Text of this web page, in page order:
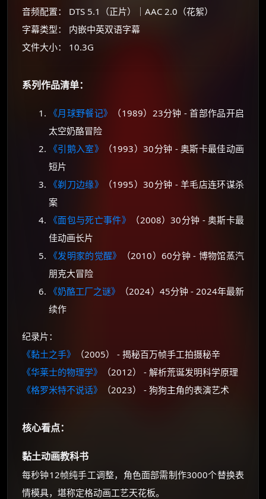
音频配置： DTS 5.1（正片）｜AAC 2.0（花絮）
字幕类型： 内嵌中英双语字幕
文件大小： 10.3G
系列作品清单：
《月球野餐记》
（1989）23分钟 - 首部作品开启
太空奶酪冒险
《引鹅入室》
（1993）30分钟 - 奥斯卡最佳动画
短片
《剃刀边缘》
（1995）30分钟 - 羊毛店连环谋杀
案
《面包与死亡事件》
（2008）30分钟 - 奥斯卡最
佳动画长片
《发明家的觉醒》
（2010）60分钟 - 博物馆蒸汽
朋克大冒险
《奶酪工厂之谜》
（2024）45分钟 - 2024年最新
续作
纪录片：
《黏土之手》
（2005） - 揭秘百万帧手工拍摄秘辛
《华莱士的物理学》
（2012） - 解析荒诞发明科学原理
《格罗米特不说话》
（2023） - 狗狗主角的表演艺术
核心看点：
黏土动画教科书
每秒钟12帧纯手工调整，角色面部需制作3000个替换表
情模具，堪称定格动画工艺天花板。
如夸克12个月送14天 最低75元！
价格有浮动，请直接搜索查最低价！
还有支付宝现金红包、外卖红包、
☕ 海外大侠？通过 Ko-fi 赐茶